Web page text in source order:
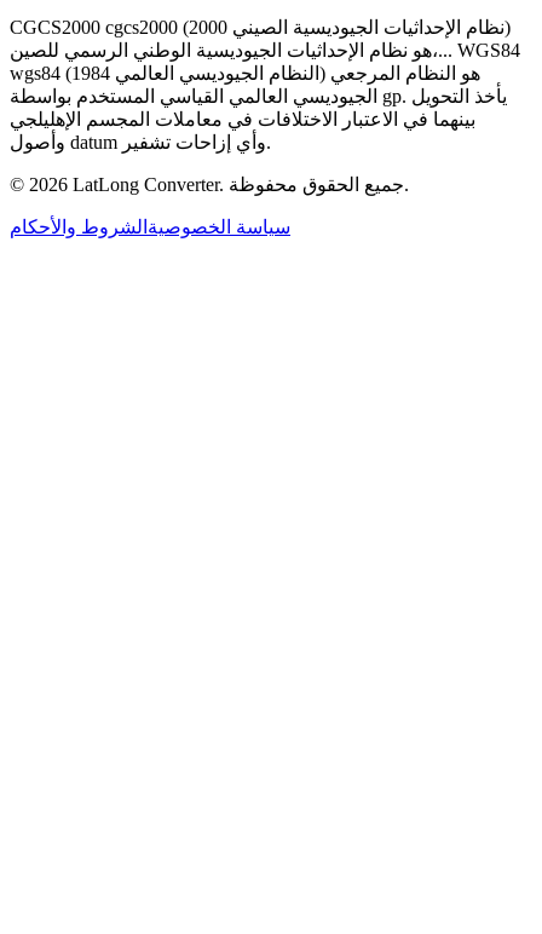
CGCS2000 cgcs2000 (نظام الإحداثيات الجيوديسية الصيني 2000)
هو نظام الإحداثيات الجيوديسية الوطني الرسمي للصين،... WGS84
wgs84 (النظام الجيوديسي العالمي 1984) هو النظام المرجعي
الجيوديسي العالمي القياسي المستخدم بواسطة gp. يأخذ التحويل
بينهما في الاعتبار الاختلافات في معاملات المجسم الإهليلجي
وأصول datum وأي إزاحات تشفير.
© 2026 LatLong Converter. جميع الحقوق محفوظة.
سياسة الخصوصية الشروط والأحكام